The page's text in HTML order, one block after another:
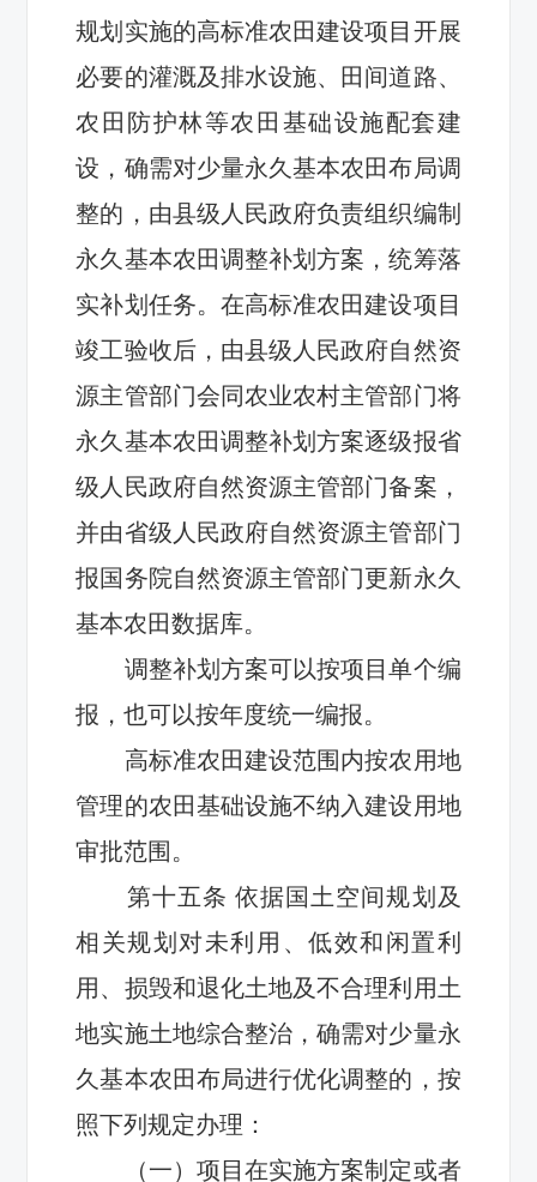
规划实施的高标准农田建设项目开展
必要的灌溉及排水设施、田间道路、
农田防护林等农田基础设施配套建
设，确需对少量永久基本农田布局调
整的，由县级人民政府负责组织编制
永久基本农田调整补划方案，统筹落
实补划任务。 在高标准农田建设项目
竣工验收后，由县级人民政府自然资
源主管部门会同农业农村主管部门将
永久基本农田调整补划方案逐级报省
级人民政府自然资源主管部门备案，
并由省级 人民政府自然资源主管部门
报国务院自然资源主管部门更新永久
基本农田数据库。
调整补划方案可以按项目单个编
报，也可以按年度统一编报。
高标准农田建设范围内按农用地
管理的农田基础设施不纳入建设用地
审批范围。
第十五条 依据国土空间规划及
相关规划对未利用、低效和闲置利
用、损毁和退化土地及不合理利用土
地实施土地综合整治，确需对少量永
久基本农田布局进行优化调整的，按
照下列规定办理：
（一）项目在实施方案制定或者